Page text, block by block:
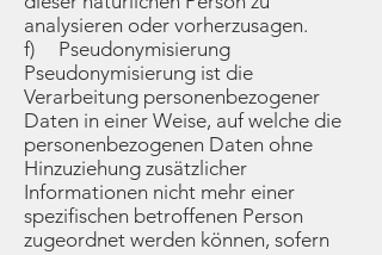
analysieren oder vorherzusagen.
f) Pseudonymisierung
Pseudonymisierung ist die
Verarbeitung personenbezogener
Daten in einer Weise, auf welche die
personenbezogenen Daten ohne
Hinzuziehung zusätzlicher
Informationen nicht mehr einer
spezifischen betroffenen Person
zugeordnet werden können, sofern